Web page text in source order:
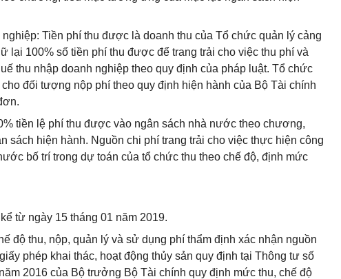
Tiền phí thu được là doanh thu của Tổ chức quản lý cảng
lại 100% số tiền phí thu được để trang trải cho việc thu phí và
thu nhập doanh nghiệp theo quy định của pháp luật. Tổ chức
đối tượng nộp phí theo quy định hiện hành của Bộ Tài chính
tiền lệ phí thu được vào ngân sách nhà nước theo chương,
sách hiện hành. Nguồn chi phí trang trải cho việc thực hiện công
bố trí trong dự toán của tổ chức thu theo chế độ, định mức
từ ngày 15 tháng 01 năm 2019.
độ thu, nộp, quản lý và sử dụng phí thẩm định xác nhận nguồn
phép khai thác, hoạt động thủy sản quy định tại Thông tư số
2016 của Bộ trưởng Bộ Tài chính quy định mức thu, chế độ